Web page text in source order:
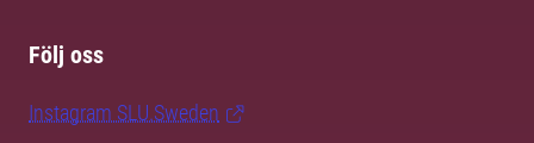
Följ oss
Instagram SLU.Sweden